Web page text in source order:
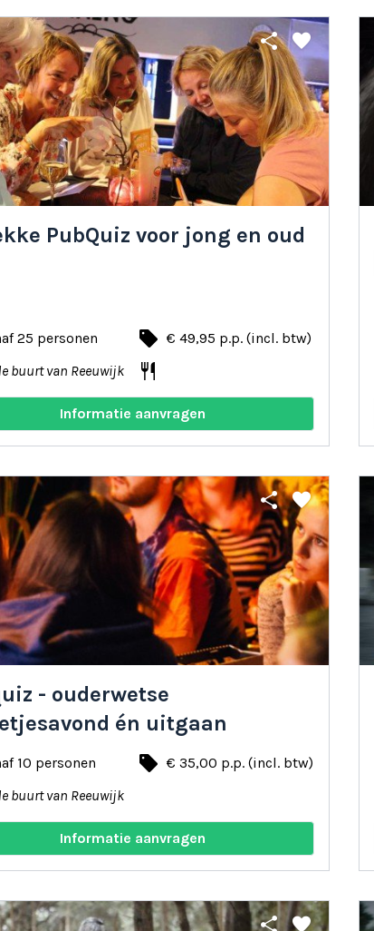
share favorite
PubQuiz voor jong en oud
25 personen local_offer € 49,95 p.p. (incl. btw)
buurt van Reeuwijk restaurant
Informatie aanvragen
share favorite
- ouderwetse
én uitgaan
10 personen local_offer € 35,00 p.p. (incl. btw)
buurt van Reeuwijk
Informatie aanvragen
share favorite